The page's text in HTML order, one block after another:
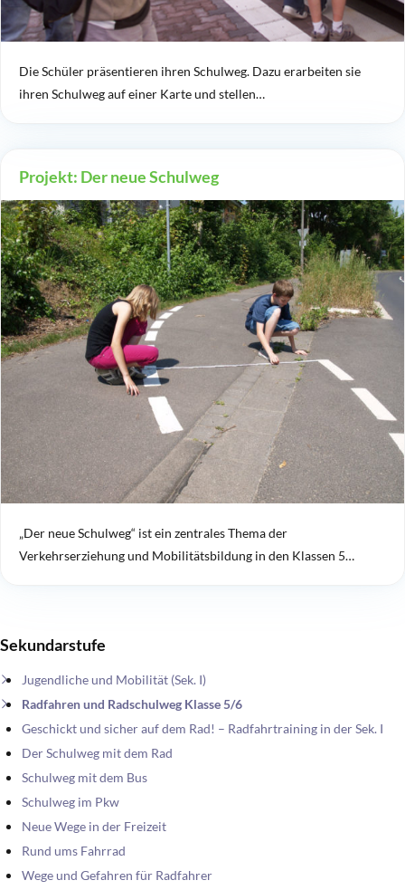
Sekundarstufe
Jugendliche und Mobilität (Sek. I)
Radfahren und Radschulweg Klasse 5/6
Geschickt und sicher auf dem Rad! – Radfahrtraining in der Sek. I
Der Schulweg mit dem Rad
Schulweg mit dem Bus
Schulweg im Pkw
Neue Wege in der Freizeit
Rund ums Fahrrad
Wege und Gefahren für Radfahrer
Die Schüler präsentieren ihren Schulweg. Dazu erarbeiten sie
ihren Schulweg auf einer Karte und stellen…
Projekt: Der neue Schulweg
„Der neue Schulweg“ ist ein zentrales Thema der
Verkehrserziehung und Mobilitätsbildung in den Klassen 5…